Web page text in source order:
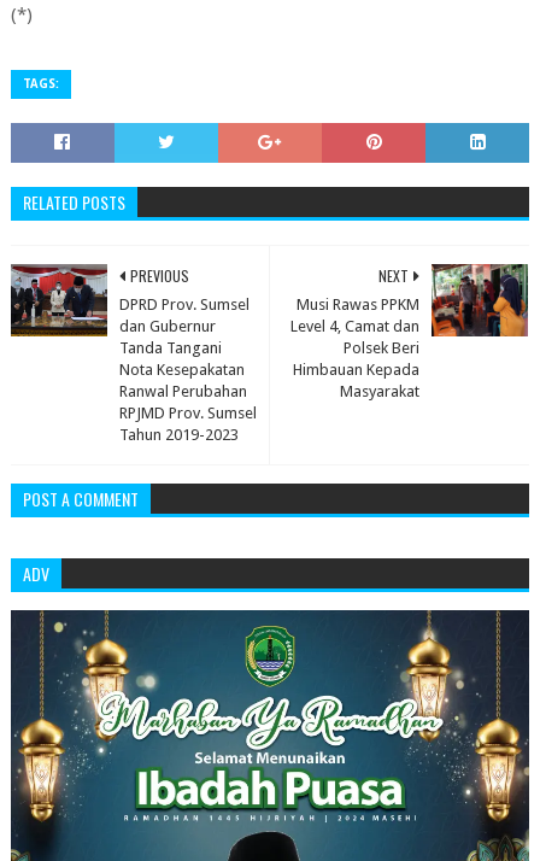
(*)
TAGS:
RELATED POSTS
NEXT
Musi Rawas PPKM
Level 4, Camat dan
Polsek Beri
Himbauan Kepada
Masyarakat
PREVIOUS
DPRD Prov. Sumsel
dan Gubernur
Tanda Tangani
Nota Kesepakatan
Ranwal Perubahan
RPJMD Prov. Sumsel
Tahun 2019-2023
POST A COMMENT
ADV